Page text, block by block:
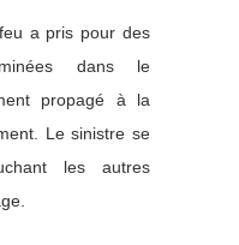
a pris pour des
dans le
propagé à la
Le sinistre se
les autres